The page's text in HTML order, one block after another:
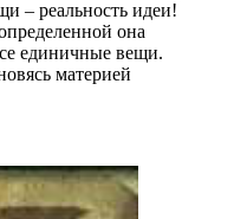
– реальность идеи!
она
единичные вещи.
материей